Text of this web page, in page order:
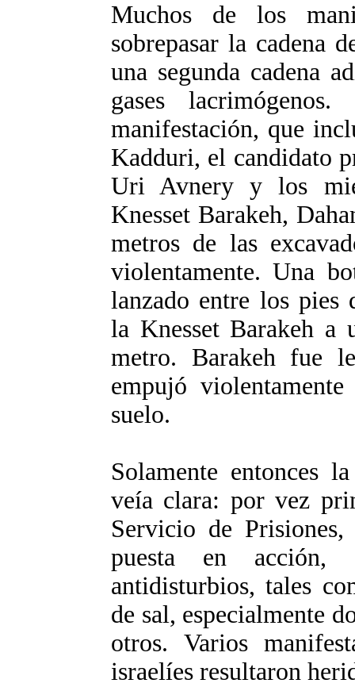
Muchos de los
sobrepasar la cadena
una segunda cadena
gases
manifestación, que
Kadduri, el candidato
Uri Avnery y los
Knesset Barakeh,
metros de las
violentamente. Una
lanzado entre los pies
la Knesset Barakeh a
metro. Barakeh fue
empujó
suelo.
Solamente entonces
veía clara: por vez
Servicio de
puesta en acción,
antidisturbios, tales
de sal, especialmente
otros. Varios
israelíes resultaron